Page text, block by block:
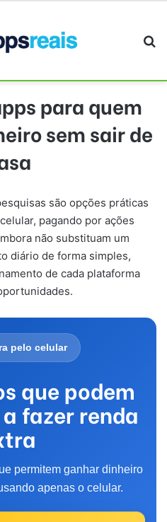
para quem
sem sair de
são opções práticas
pagando por ações
não substituam um
diário de forma simples,
de cada plataforma
pelo celular
que podem
fazer renda
permitem ganhar dinheiro
apenas o celular.